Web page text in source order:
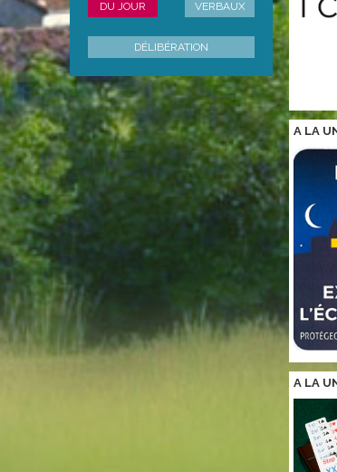
DU JOUR
VERBAUX
DÉLIBÉRATION
A LA
A LA